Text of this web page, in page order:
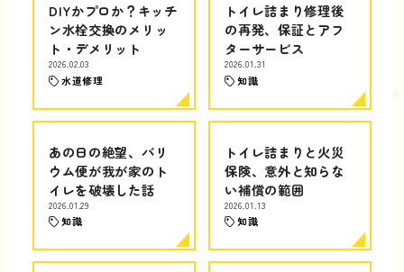
DIYかプロか？キッチ
ン水栓交換のメリッ
ト・デメリット
2026.02.03
水道修理
トイレ詰まり修理後
の再発、保証とアフ
ターサービス
2026.01.31
知識
あの日の絶望、バリ
ウム便が我が家のト
イレを破壊した話
2026.01.29
知識
トイレ詰まりと火災
保険、意外と知らな
い補償の範囲
2026.01.13
知識